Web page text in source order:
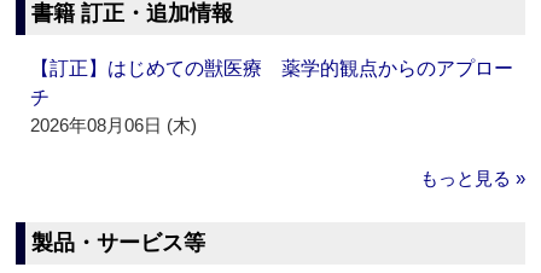
書籍 訂正・追加情報
【訂正】はじめての獣医療 薬学的観点からのアプロー
チ
2026年08月06日 (木)
もっと見る »
製品・サービス等